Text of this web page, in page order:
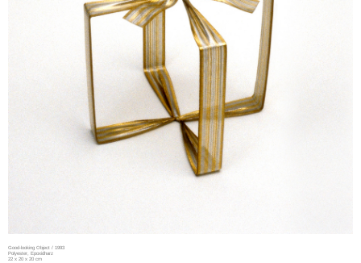
Good-looking Object / 1993
Polyester, Epoxidharz
22 x 20 x 20 cm